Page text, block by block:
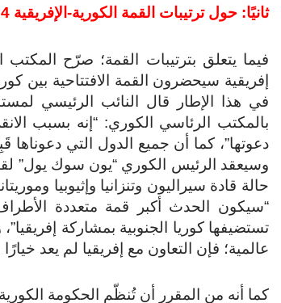
ثانيًا: حول ترتيبات القمة الكورية-الإفريقية 2024م
في هذا الإطار قال النائب الرئيسي
دعوتها”، كما أن جميع الدول التي
وسيعقد الرئيس الكوري “يون سوك يول”
حالة قادة سيراليون وتنزانيا وإثيوبيا
“سيكون الحدث أكبر قمة متعددة
تستضيفها كوريا الجنوبية بمشاركة
عالمية؛ فإن التعاون مع إفريقيا لم يعد
كما أنه من المقرر أن تُنظّم الحكومة